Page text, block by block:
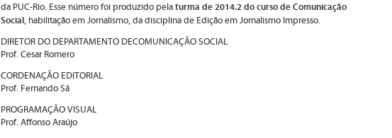
da PUC-Rio. Esse número foi produzido pela turma de 2014.2 do curso de Comunicação
Social, habilitação em Jornalismo, da disciplina de Edição em Jornalismo Impresso.
DIRETOR DO DEPARTAMENTO DECOMUNICAÇÃO SOCIAL
Prof. Cesar Romero
CORDENAÇÃO EDITORIAL
Prof. Fernando Sá
PROGRAMAÇÃO VISUAL
Prof. Affonso Araújo